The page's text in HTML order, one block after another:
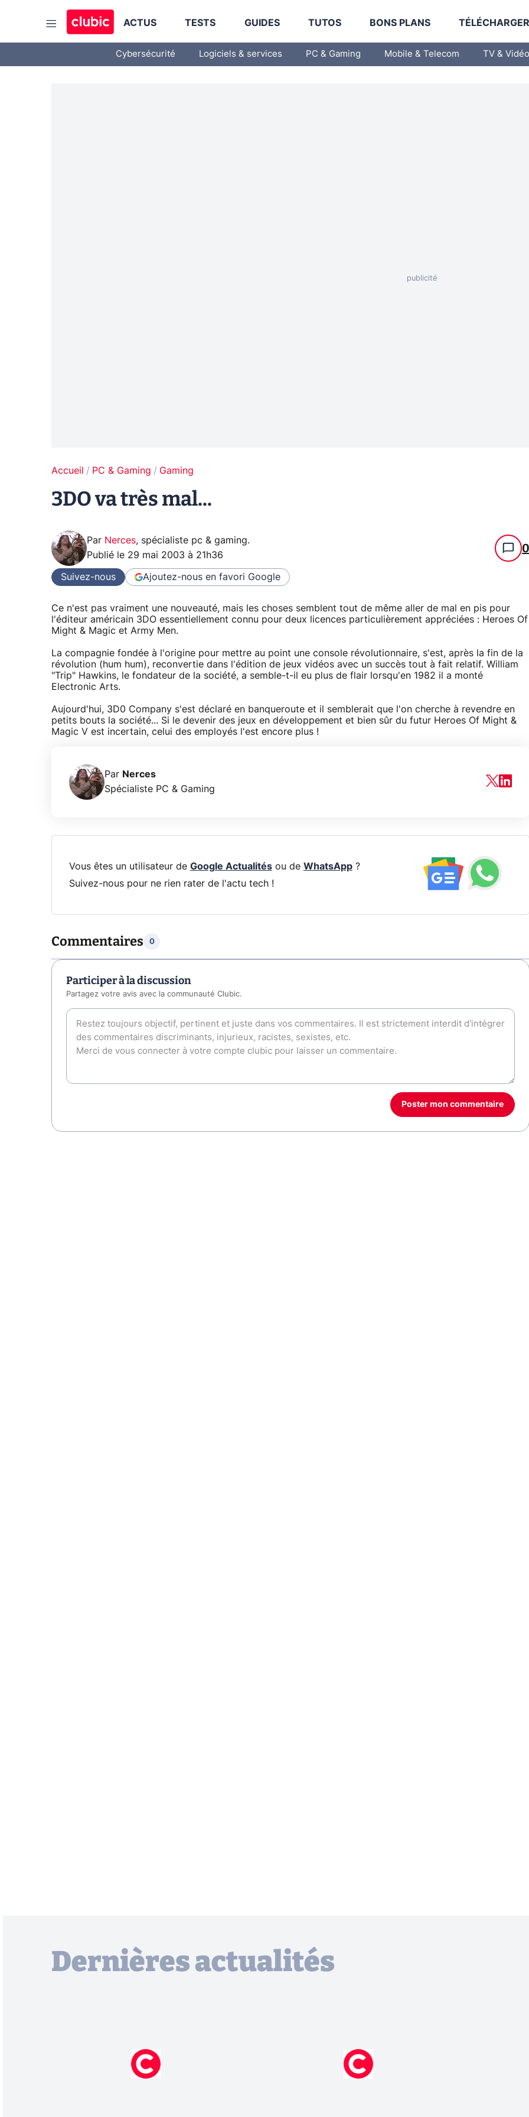
ACTUS TESTS GUIDES TUTOS BONS PLANS
Cybersécurité Logiciels & services PC & Gaming Mobile & Telecom TV & Vidéo
Accueil PC & Gaming Gaming
3DO va très mal...
Par Nerces, spécialiste pc & gaming.
Publié le 29 mai 2003 à 21h36 0
Suivez-nous Ajoutez-nous en favori Google
Ce n'est pas vraiment une nouveauté, mais les choses semblent tout de même aller de mal en pis pour
l'éditeur américain 3DO essentiellement connu pour deux licences particulièrement appréciées : Heroes Of
Might & Magic et Army Men.
La compagnie fondée à l'origine pour mettre au point une console révolutionnaire, s'est, après la fin de la
révolution (hum hum), reconvertie dans l'édition de jeux vidéos avec un succès tout à fait relatif. William
"Trip" Hawkins, le fondateur de la société, a semble-t-il eu plus de flair lorsqu'en 1982 il a monté
Electronic Arts.
Aujourd'hui, 3D0 Company s'est déclaré en banqueroute et il semblerait que l'on cherche à revendre en
petits bouts la société... Si le devenir des jeux en développement et bien sûr du futur Heroes Of Might &
Magic V est incertain, celui des employés l'est encore plus !
Par Nerces
Spécialiste PC & Gaming
Vous êtes un utilisateur de Google Actualitésou de WhatsApp?
Suivez-nous pour ne rien rater de l'actu tech !
Commentaires 0
Participer à la discussion
Partagez votre avis avec la communauté Clubic.
Poster mon commentaire
Dernières actualités